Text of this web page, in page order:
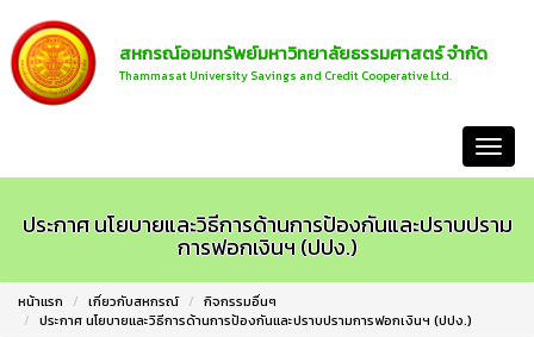
สหกรณ์ออมทรัพย์มหาวิทยาลัยธรรมศาสตร์ จำกัด
Thammasat University Savings and Credit Cooperative Ltd.
ประกาศ นโยบายและวิธีการด้านการป้องกันและปราบปราม
การฟอกเงินฯ (ปปง.)
หน้าแรก เกี่ยวกับสหกรณ์
กิจกรรมอื่นๆ
ประกาศ นโยบายและวิธีการด้านการป้องกันและปราบปรามการฟอกเงินฯ (ปปง.)